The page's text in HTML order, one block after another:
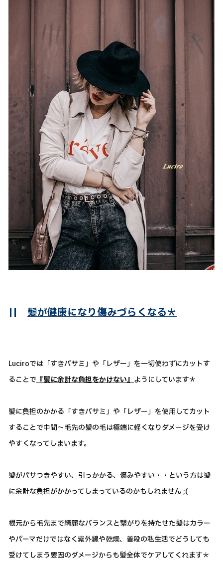
|| 髪が健康になり傷みづらくなる＊
Luciroでは「すきバサミ」や「レザー」を一切使わずにカットす
ることで 『髪に余計な負担をかけない』 ようにしています＊
髪に負担のかかる「すきバサミ」や「レザー」を使用してカット
することで中間～毛先の髪の毛は極端に軽くなりダメージを受け
やすくなってしまいます。
髪がパサつきやすい、引っかかる、傷みやすい・・という方は髪
に余計な負担がかかってしまっているのかもしれません ;(
根元から毛先まで綺麗なバランスと繋がりを持たせた髪はカラー
やパーマだけではなく紫外線や乾燥、普段の私生活でどうしても
受けてしまう要因のダメージからも髪全体でケアしてくれます＊